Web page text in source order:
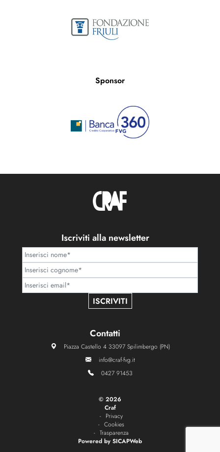
Sponsor
Contatti
Piazza Castello 4 33097 Spilimbergo (PN)
info@craf-fvg.it
0427 91453
© 2026
Craf
Privacy
Cookies
Trasparenza
Powered by SICAPWeb
Iscriviti alla newsletter
ISCRIVITI